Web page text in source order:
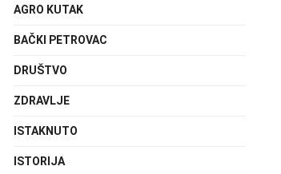
AGRO KUTAK
BAČKI PETROVAC
DRUŠTVO
ZDRAVLJE
ISTAKNUTO
ISTORIJA